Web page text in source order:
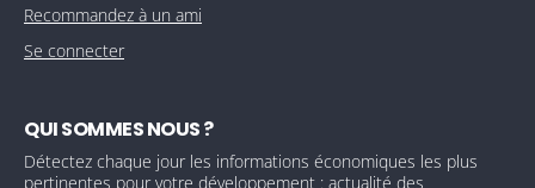
Recommandez à un ami
Se connecter
QUI SOMMES NOUS ?
Détectez chaque jour les informations économiques les plus
pertinentes pour votre développement : actualité des